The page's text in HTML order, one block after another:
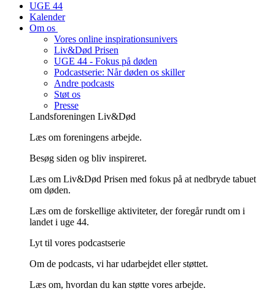
UGE 44
Kalender
Om os
Vores online inspirationsunivers
Liv&Død Prisen
UGE 44 - Fokus på døden
Podcastserie: Når døden os skiller
Andre podcasts
Støt os
Presse
Landsforeningen Liv&Død
Læs om foreningens arbejde.
Besøg siden og bliv inspireret.
Læs om Liv&Død Prisen med fokus på at nedbryde tabuet
om døden.
Læs om de forskellige aktiviteter, der foregår rundt om i
landet i uge 44.
Lyt til vores podcastserie
Om de podcasts, vi har udarbejdet eller støttet.
Læs om, hvordan du kan støtte vores arbejde.